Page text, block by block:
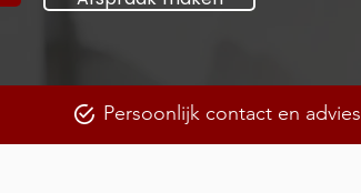
Persoonlijk contact en advies